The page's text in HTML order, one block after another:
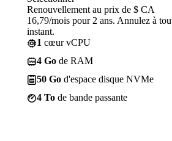
Renouvellement au prix de $ CA
16,79/mois pour 2 ans. Annulez à
instant.
1 cœur vCPU
4 Go de RAM
50 Go d'espace disque NVMe
4 To de bande passante